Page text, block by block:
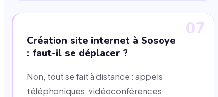
07
Création site internet à Sosoye
: faut-il se déplacer ?
Non, tout se fait à distance : appels
téléphoniques, vidéoconférences,